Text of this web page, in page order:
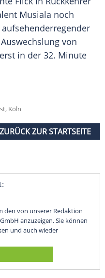
Musiala noch
von
erst in der 32. Minute
Köln
ZURÜCK ZUR STARTSEITE
den von unserer Redaktion
anzuzeigen. Sie können
und auch wieder